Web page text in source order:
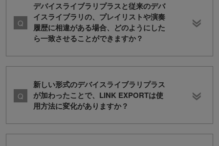
デバイスライブラリプラスと従来のデバ
イスライブラリの、プレイリストや演奏
履歴に相違がある場合、どのようにした
ら一致させることができますか？
新しい形式のデバイスライブラリプラス
が加わったことで、LINK EXPORTは使
用方法に変化がありますか？